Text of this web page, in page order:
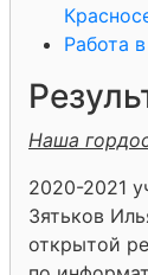
Работа
Наша
2020-2021
Зятьков
открытой